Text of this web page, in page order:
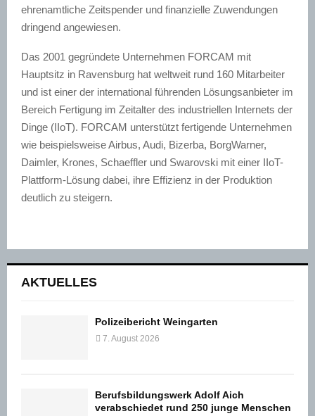
ehrenamtliche Zeitspender und finanzielle Zuwendungen
dringend angewiesen.
Das 2001 gegründete Unternehmen FORCAM mit
Hauptsitz in Ravensburg hat weltweit rund 160 Mitarbeiter
und ist einer der international führenden Lösungsanbieter im
Bereich Fertigung im Zeitalter des industriellen Internets der
Dinge (IIoT). FORCAM unterstützt fertigende Unternehmen
wie beispielsweise Airbus, Audi, Bizerba, BorgWarner,
Daimler, Krones, Schaeffler und Swarovski mit einer IIoT-
Plattform-Lösung dabei, ihre Effizienz in der Produktion
deutlich zu steigern.
AKTUELLES
Polizeibericht Weingarten
7. August 2026
Berufsbildungswerk Adolf Aich
verabschiedet rund 250 junge Menschen